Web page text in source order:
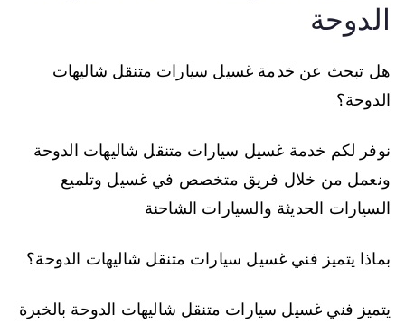
الدوحة
هل تبحث عن خدمة غسيل سيارات متنقل شاليهات
الدوحة؟
نوفر لكم خدمة غسيل سيارات متنقل شاليهات الدوحة
ونعمل من خلال فريق متخصص في غسيل وتلميع
السيارات الحديثة والسيارات الشاحنة
بماذا يتميز فني غسيل سيارات متنقل شاليهات الدوحة؟
يتميز فني غسيل سيارات متنقل شاليهات الدوحة بالخبرة